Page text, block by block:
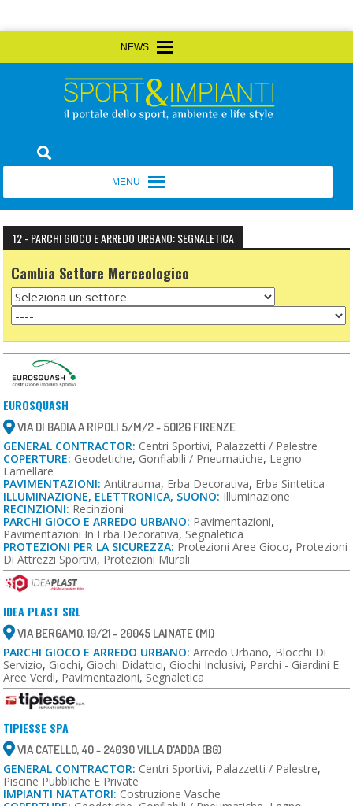
to
Sport&Impianti
12 - PARCHI GIOCO E ARREDO URBANO: SEGNALETICA
Cambia Settore Merceologico
EUROSQUASH
VIA DI BADIA A RIPOLI 5/M/2 - 50126 FIRENZE
GENERAL CONTRACTOR: Centri Sportivi, Palazzetti / Palestre
COPERTURE: Geodetiche, Gonfiabili / Pneumatiche, Legno
Lamellare
PAVIMENTAZIONI: Antitrauma, Erba Decorativa, Erba Sintetica
ILLUMINAZIONE, ELETTRONICA, SUONO: Illuminazione
RECINZIONI: Recinzioni
PARCHI GIOCO E ARREDO URBANO: Pavimentazioni,
Pavimentazioni In Erba Decorativa, Segnaletica
PROTEZIONI PER LA SICUREZZA: Protezioni Aree Gioco, Protezioni
Di Attrezzi Sportivi, Protezioni Murali
IDEA PLAST SRL
VIA BERGAMO, 19/21 - 20045 LAINATE (MI)
PARCHI GIOCO E ARREDO URBANO: Arredo Urbano, Blocchi Di
Servizio, Giochi, Giochi Didattici, Giochi Inclusivi, Parchi - Giardini E
Aree Verdi, Pavimentazioni, Segnaletica
TIPIESSE SPA
VIA CATELLO, 40 - 24030 VILLA D'ADDA (BG)
GENERAL CONTRACTOR: Centri Sportivi, Palazzetti / Palestre,
Piscine Pubbliche E Private
IMPIANTI NATATORI: Costruzione Vasche